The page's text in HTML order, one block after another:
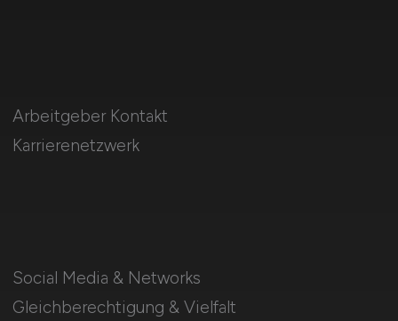
Social Media & Networks
Gleichberechtigung & Vielfalt
Arbeitgeber Kontakt
Karrierenetzwerk